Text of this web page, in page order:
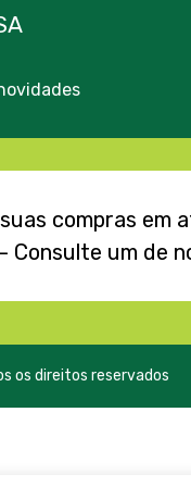
compras em
Consulte um de
os direitos reservados